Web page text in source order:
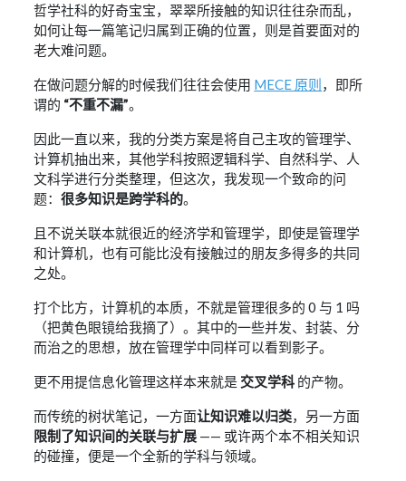
哲学社科的好奇宝宝，翠翠所接触的知识往往杂而乱，
如何让每一篇笔记归属到正确的位置，则是首要面对的
老大难问题。
在做问题分解的时候我们往往会使用 MECE 原则 ，即所
谓的 “不重不漏”。
因此一直以来，我的分类方案是将自己主攻的管理学、
计算机抽出来，其他学科按照逻辑科学、自然科学、人
文科学进行分类整理，但这次，我发现一个致命的问
题：很多知识是跨学科的。
且不说关联本就很近的经济学和管理学，即使是管理学
和计算机，也有可能比没有接触过的朋友多得多的共同
之处。
打个比方，计算机的本质，不就是管理很多的 0 与 1 吗
（把黄色眼镜给我摘了）。其中的一些并发、封装、分
而治之的思想，放在管理学中同样可以看到影子。
更不用提信息化管理这样本来就是 交叉学科 的产物。
而传统的树状笔记，一方面让知识难以归类，另一方面
限制了知识间的关联与扩展 —— 或许两个本不相关知识
的碰撞，便是一个全新的学科与领域。